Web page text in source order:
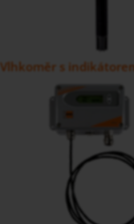
Vlhkoměr s